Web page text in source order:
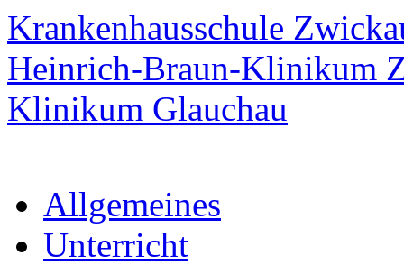
Krankenhausschule
Heinrich-Braun-Klinikum
Klinikum Glauchau
Allgemeines
Unterricht